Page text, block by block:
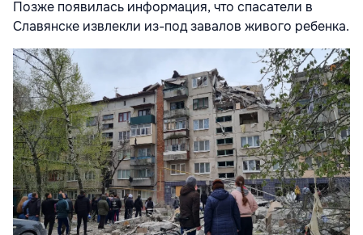
Позже появилась информация, что спасатели в
Славянске извлекли из-под завалов живого ребенка.